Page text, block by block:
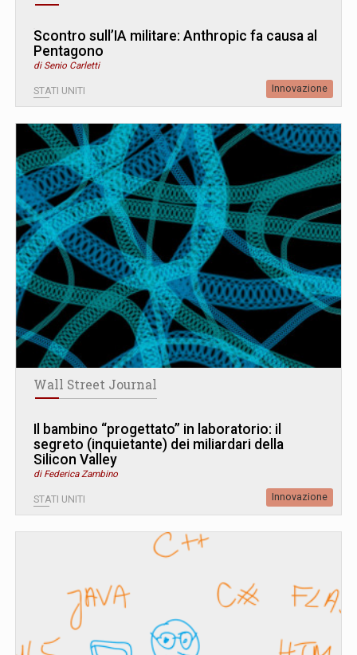
Scontro sull’IA militare: Anthropic fa causa al
Pentagono
di Senio Carletti
STATI UNITI Innovazione
Wall Street Journal
Il bambino “progettato” in laboratorio: il
segreto (inquietante) dei miliardari della
Silicon Valley
di Federica Zambino
STATI UNITI Innovazione